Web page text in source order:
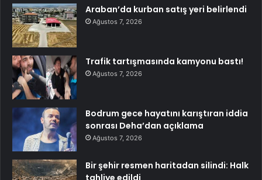
Araban’da kurban satış yeri belirlendi
Ağustos 7, 2026
Trafik tartışmasında kamyonu bastı!
Ağustos 7, 2026
Bodrum gece hayatını karıştıran iddia
sonrası Deha’dan açıklama
Ağustos 7, 2026
Bir şehir resmen haritadan silindi: Halk
tahliye edildi